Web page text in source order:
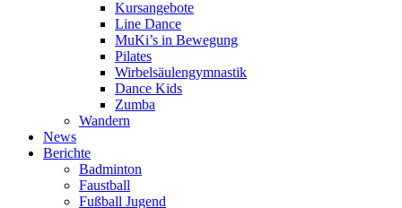
Kursangebote
Line Dance
MuKi’s in Bewegung
Pilates
Wirbelsäulengymnastik
Dance Kids
Zumba
Wandern
News
Berichte
Badminton
Faustball
Fußball Jugend